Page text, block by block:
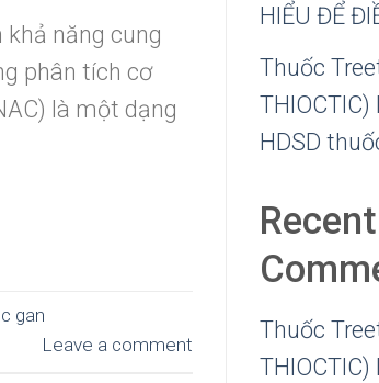
khả năng cung
phân tích cơ
là một dạng
gan
Leave a comment
HIỂU ĐỂ
Thuốc
HDSD
Recent
Thuốc